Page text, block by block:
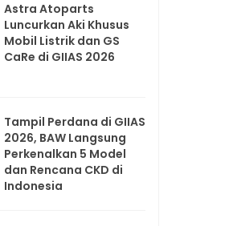
Astra Atoparts
Luncurkan Aki Khusus
Mobil Listrik dan GS
CaRe di GIIAS 2026
Tampil Perdana di GIIAS
2026, BAW Langsung
Perkenalkan 5 Model
dan Rencana CKD di
Indonesia